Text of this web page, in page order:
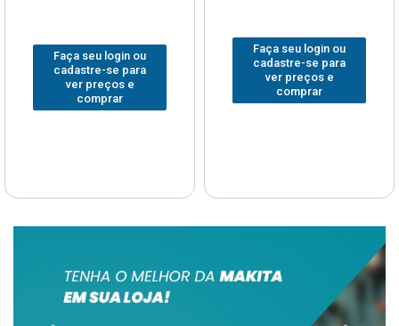
Faça seu login ou
cadastre-se para
ver preços e
comprar
Faça seu login ou
cadastre-se para
ver preços e
comprar